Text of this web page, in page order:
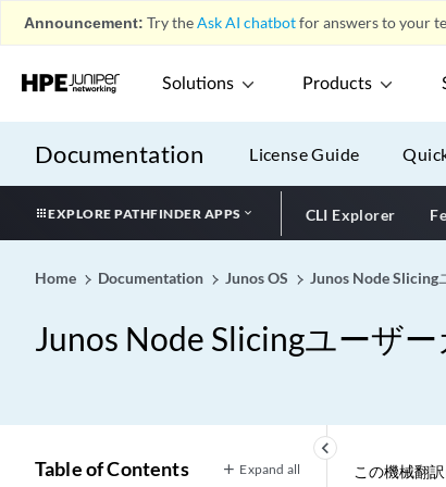
Announcement: Try theAsk AI chatbotfor answers to your
Solutions Products
Documentation License Guide
EXPLORE PATHFINDER APPS CLI Explorer
Home Documentation Junos OS Junos Node Slicing
Junos Node Slicingユーザ
keyboard_arrow_left
Table of Contents Expand all この機械翻